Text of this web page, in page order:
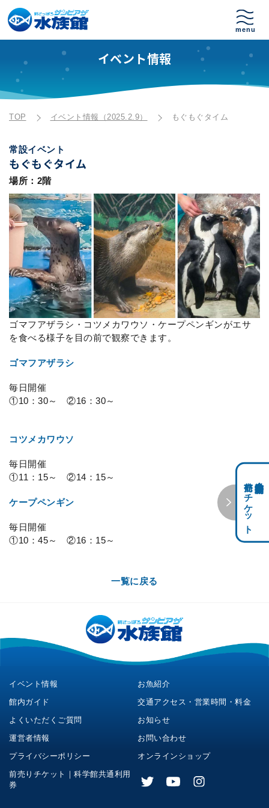
イベント情報
TOP イベント情報（2025.2.9） もぐもぐタイム
常設イベント
もぐもぐタイム
場所：2階
ゴマフアザラシ・コツメカワウソ・ケープペンギンがエサ
を食べる様子を目の前で観察できます。
ゴマフアザラシ
毎日開催
①10：30～ ②16：30～
コツメカワウソ
毎日開催
①11：15～ ②14：15～
ケープペンギン
毎日開催
①10：45～ ②16：15～
一覧に戻る
前売りチケット
イベント情報
お魚紹介
館内ガイド
交通アクセス・営業時間・料金
よくいただくご質問
お知らせ
運営者情報
お問い合わせ
プライバシーポリシー
オンラインショップ
前売りチケット｜科学館共通利用
券